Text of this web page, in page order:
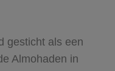
gesticht als een
Almohaden in